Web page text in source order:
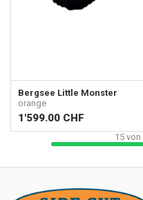
Bergsee Little Monster
orange
1'599.00 CHF
15von